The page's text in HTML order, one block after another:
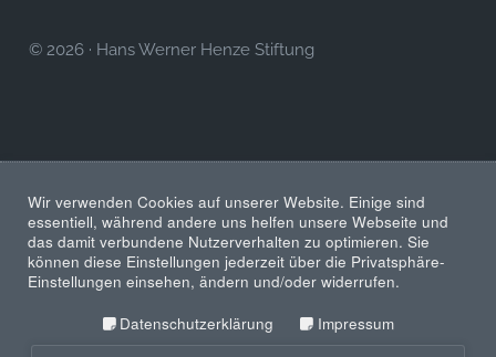
© 2026 · Hans Werner Henze Stiftung
Wir verwenden Cookies auf unserer Website. Einige sind
essentiell, während andere uns helfen unsere Webseite und
das damit verbundene Nutzerverhalten zu optimieren. Sie
können diese Einstellungen jederzeit über die Privatsphäre-
Einstellungen einsehen, ändern und/oder widerrufen.
Datenschutzerklärung
Impressum